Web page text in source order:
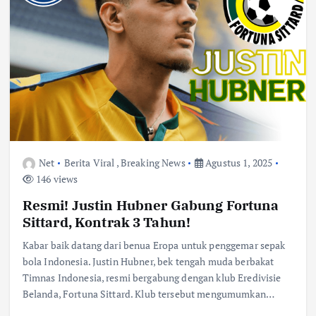
Net Berita Viral ,Breaking News
Agustus 1, 2025
146 views
Resmi! Justin Hubner Gabung Fortuna
Sittard, Kontrak 3 Tahun!
Kabar baik datang dari benua Eropa untuk penggemar sepak
bola Indonesia. Justin Hubner, bek tengah muda berbakat
Timnas Indonesia, resmi bergabung dengan klub Eredivisie
Belanda, Fortuna Sittard. Klub tersebut mengumumkan…